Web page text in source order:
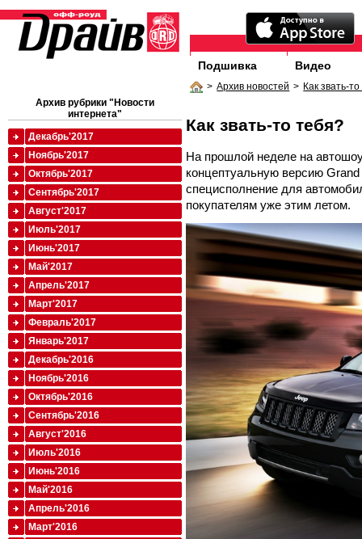
Подшивка Видео
> Архив новостей > Как звать-
Как звать-то тебя?
На прошлой неделе на
концептуальную версию
специсполнение для
покупателям уже этим летом.
Архив рубрики "Новости
интернета"
Декабрь'2017
Ноябрь'2017
Октябрь'2017
Сентябрь'2017
Август'2017
Июль'2017
Июнь'2017
Май'2017
Апрель'2017
Март'2017
Февраль'2017
Январь'2017
Декабрь'2016
Ноябрь'2016
Октябрь'2016
Сентябрь'2016
Август'2016
Июль'2016
Июнь'2016
Май'2016
Апрель'2016
Март'2016